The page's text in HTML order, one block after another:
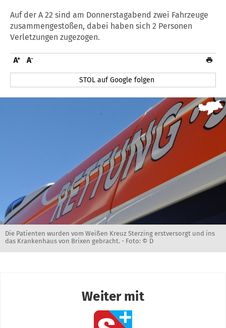
Auf der A 22 sind am Donnerstagabend zwei Fahrzeuge
zusammengestoßen, dabei haben sich 2 Personen
Verletzungen zugezogen.
STOL auf Google folgen
Die Patienten wurden vom Weißen Kreuz Sterzing erstversorgt und ins
das Krankenhaus von Brixen gebracht. - Foto: © D